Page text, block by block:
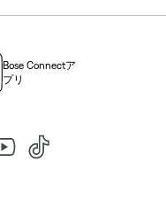
Bose Connectア
プリ